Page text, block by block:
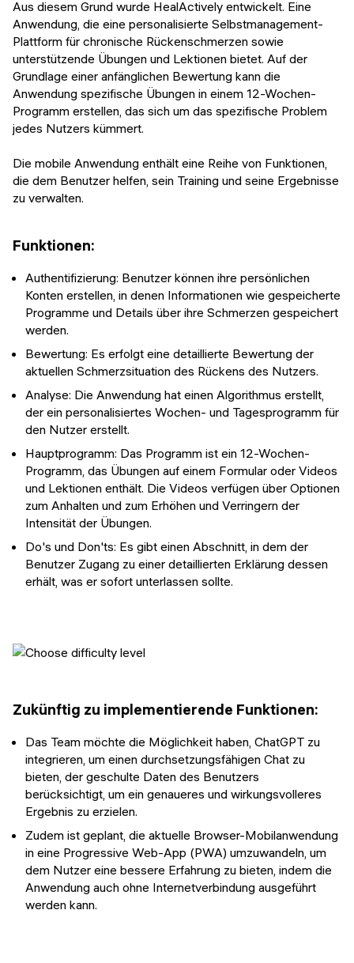
Aus diesem Grund wurde HealActively entwickelt. Eine
Anwendung, die eine personalisierte Selbstmanagement-
Plattform für chronische Rückenschmerzen sowie
unterstützende Übungen und Lektionen bietet. Auf der
Grundlage einer anfänglichen Bewertung kann die
Anwendung spezifische Übungen in einem 12-Wochen-
Programm erstellen, das sich um das spezifische Problem
jedes Nutzers kümmert.
Die mobile Anwendung enthält eine Reihe von Funktionen,
die dem Benutzer helfen, sein Training und seine Ergebnisse
zu verwalten.
Funktionen:
Authentifizierung: Benutzer können ihre persönlichen
Konten erstellen, in denen Informationen wie gespeicherte
Programme und Details über ihre Schmerzen gespeichert
werden.
Bewertung: Es erfolgt eine detaillierte Bewertung der
aktuellen Schmerzsituation des Rückens des Nutzers.
Analyse: Die Anwendung hat einen Algorithmus erstellt,
der ein personalisiertes Wochen- und Tagesprogramm für
den Nutzer erstellt.
Hauptprogramm: Das Programm ist ein 12-Wochen-
Programm, das Übungen auf einem Formular oder Videos
und Lektionen enthält. Die Videos verfügen über Optionen
zum Anhalten und zum Erhöhen und Verringern der
Intensität der Übungen.
Do's und Don'ts: Es gibt einen Abschnitt, in dem der
Benutzer Zugang zu einer detaillierten Erklärung dessen
erhält, was er sofort unterlassen sollte.
Zukünftig zu implementierende Funktionen:
Das Team möchte die Möglichkeit haben, ChatGPT zu
integrieren, um einen durchsetzungsfähigen Chat zu
bieten, der geschulte Daten des Benutzers
berücksichtigt, um ein genaueres und wirkungsvolleres
Ergebnis zu erzielen.
Zudem ist geplant, die aktuelle Browser-Mobilanwendung
in eine Progressive Web-App (PWA) umzuwandeln, um
dem Nutzer eine bessere Erfahrung zu bieten, indem die
Anwendung auch ohne Internetverbindung ausgeführt
werden kann.